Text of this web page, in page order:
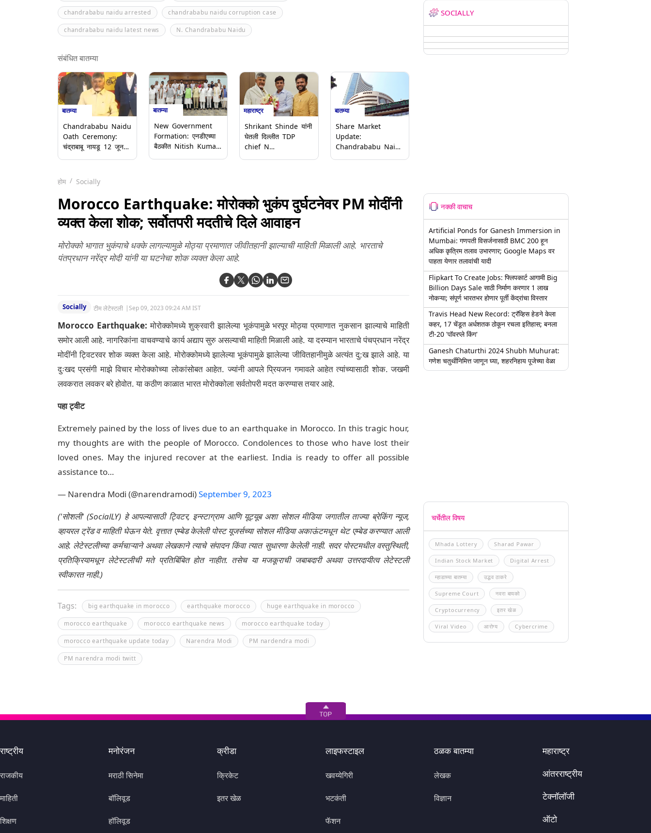
chandrababu naidu arrested chandrababu naidu corruption case
chandrababu naidu latest news N. Chandrababu Naidu
संबंधित बातम्या
बातम्या
Chandrababu Naidu
Oath Ceremony:
चंद्राबाबू नायडू 12 जूनला
उपस्थित राहणार
बातम्या
New Government
Formation: एनडीएच्या
बैठकीत Nitish Kumar
स्थापनेचा दावा
महाराष्ट्र
Shrikant Shinde यांनी
घेतली दिल्लीत TDP
chief N
बातम्या
Share Market
Update:
Chandrababu Naidu
होम Socially
Morocco Earthquake: मोरोक्को भुकंप दुर्घटनेवर PM मोदींनी
व्यक्त केला शोक; सर्वोतपरी मदतीचे दिले आवाहन
मोरोक्को भागात भुकंपाचे धक्के लागल्यामुळे मोठ्या प्रमाणात जीवीतहानी झाल्याची माहिती मिळाली आहे. भारताचे
पंतप्रधान नरेंद्र मोदी यांनी या घटनेचा शोक व्यक्त केला आहे.
Socially टीम लेटेस्टली |Sep 09, 2023 09:24 AM IST
Morocco Earthquake: मोरोक्कोमध्ये शुक्रवारी झालेल्या भूकंपामुळे भरपूर मोठ्या प्रमाणात नुकसान झाल्याचे माहिती
समोर आली आहे. नागरिकांना वाचवण्याचे कार्य अद्याप सुरु असल्याची माहिती मिळाली आहे. या दरम्यान भारताचे पंचप्रधान नरेंद्र
मोदींनी ट्विटरवर शोक व्यक्त केला आहे. मोरोक्कोमध्ये झालेल्या भूकंपामुळे झालेल्या जीवितहानीमुळे अत्यंत दु:ख झाले आहे. या
दुःखद प्रसंगी माझे विचार मोरोक्कोच्या लोकांसोबत आहेत. ज्यांनी आपले प्रियजन गमावले आहेत त्यांच्यासाठी शोक. जखमी
लवकरात लवकर बरे होवोत. या कठीण काळात भारत मोरोक्कोला सर्वतोपरी मदत करण्यास तयार आहे.
पहा ट्वीट
Extremely pained by the loss of lives due to an earthquake in Morocco. In this tragic hour,
my thoughts are with the people of Morocco. Condolences to those who have lost their
loved ones. May the injured recover at the earliest. India is ready to offer all possible
assistance to…
— Narendra Modi (@narendramodi)September 9, 2023
('सोशली' (SocialLY) हे आपल्यासाठी ट्विटर, इन्स्टाग्राम आणि यूट्यूब अशा सोशल मीडिया जगातील ताज्या ब्रेकिंग न्यूज,
व्हायरल ट्रेंड व माहिती घेऊन येते. वृत्तात एम्बेड केलेली पोस्ट यूजर्सच्या सोशल मीडिया अकाऊंटमधून थेट एम्बेड करण्यात आली
आहे. लेटेस्टलीच्या कर्मचाऱ्याने अथवा लेखकाने त्याचे संपादन किंवा त्यात सुधारणा केलेली नाही. सदर पोस्टमधील वस्तुस्थिती,
प्रतिक्रियामधून लेटेस्टलीची मते प्रतिबिंबित होत नाहीत. तसेच या मजकूराची जबाबदारी अथवा उत्तरदायीत्व लेटेस्टली
स्वीकारत नाही.)
Tags: big earthquake in morocco earthquake morocco huge earthquake in morocco
morocco earthquake morocco earthquake news morocco earthquake today
morocco earthquake update today Narendra Modi PM nardendra modi
PM narendra modi twitt
SOCIALLY
नक्की वाचाच
Artificial Ponds for Ganesh Immersion in
Mumbai: गणपती विसर्जनासाठी BMC 200 हून
अधिक कृत्रिम तलाव उभारणार; Google Maps वर
पाहता येणार तलावांची यादी
Flipkart To Create Jobs: फ्लिपकार्ट आगामी Big
Billion Days Sale साठी निर्माण करणार 1 लाख
नोकऱ्या; संपूर्ण भारतभर होणार पूर्ती केंद्रांचा विस्तार
Travis Head New Record: ट्रॅव्हिस हेडने केला
कहर, 17 चेंडूत अर्धशतक ठोकून रचला इतिहास; बनला
टी-20 'पॉवरप्ले किंग'
Ganesh Chaturthi 2024 Shubh Muhurat:
गणेश चतुर्थीनिमित्त जाणून घ्या, शहरनिहाय पूजेच्या वेळा
चर्चेतील विषय
Mhada Lottery Sharad Pawar
Indian Stock Market Digital Arrest
म्हाडाच्या बातम्या उद्धव ठाकरे
Supreme Court नवरा बायको
Cryptocurrency इतर खेळ
Viral Video आरोग्य Cybercrime
राष्ट्रीय
राजकीय
माहिती
शिक्षण
मनोरंजन
मराठी सिनेमा
बॉलिवूड
हॉलिवूड
क्रीडा
क्रिकेट
इतर खेळ
लाइफस्टाइल
खवय्येगिरी
भटकंती
फॅशन
ठळक बातम्या
लेखक
विज्ञान
महाराष्ट्र
आंतरराष्ट्रीय
टेक्नॉलॉजी
ऑटो